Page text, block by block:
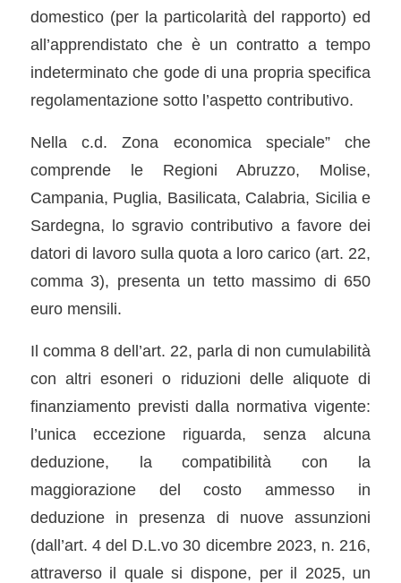
domestico (per la particolarità del rapporto) ed
all’apprendistato che è un contratto a tempo
indeterminato che gode di una propria specifica
regolamentazione sotto l’aspetto contributivo.
Nella c.d. Zona economica speciale” che
comprende le Regioni Abruzzo, Molise,
Campania, Puglia, Basilicata, Calabria, Sicilia e
Sardegna, lo sgravio contributivo a favore dei
datori di lavoro sulla quota a loro carico (art. 22,
comma 3), presenta un tetto massimo di 650
euro mensili.
Il comma 8 dell’art. 22, parla di non cumulabilità
con altri esoneri o riduzioni delle aliquote di
finanziamento previsti dalla normativa vigente:
l’unica eccezione riguarda, senza alcuna
deduzione, la compatibilità con la
maggiorazione del costo ammesso in
deduzione in presenza di nuove assunzioni
(dall’art. 4 del D.L.vo 30 dicembre 2023, n. 216,
attraverso il quale si dispone, per il 2025, un